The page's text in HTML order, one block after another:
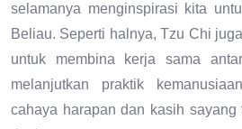
selamanya menginspirasi kita
Beliau. Seperti halnya, Tzu Chi
untuk membina kerja sama
melanjutkan praktik
cahaya harapan dan kasih sayang